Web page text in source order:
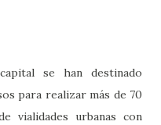
se han destinado
para realizar más de 70
vialidades urbanas con